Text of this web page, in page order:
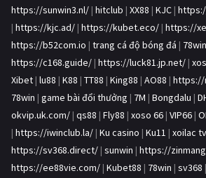
https://sunwin3.nl/ | hitclub | XX88 | KJC |
| https://kjc.ad/ | https://kubet.eco/ | https://
https://b52com.io | trang cá độ bóng đá | 78win
https://c168.guide/ | https://luck81.jp.net/ |
Xibet | lu88 | K88 | TT88 | King88 | AO88 | https://
78win | game bài đổi thưởng | 7M | Bongdalu |
okvip.uk.com/ | qs88 | Fly88 | xoso 66 | VIP66 |
| https://iwinclub.la/ | Ku casino | Ku11 | xoilac tv
https://sv368.direct/ | sunwin | https://
https://ee88vie.com/ | Kubet88 | 78win | sv368 |